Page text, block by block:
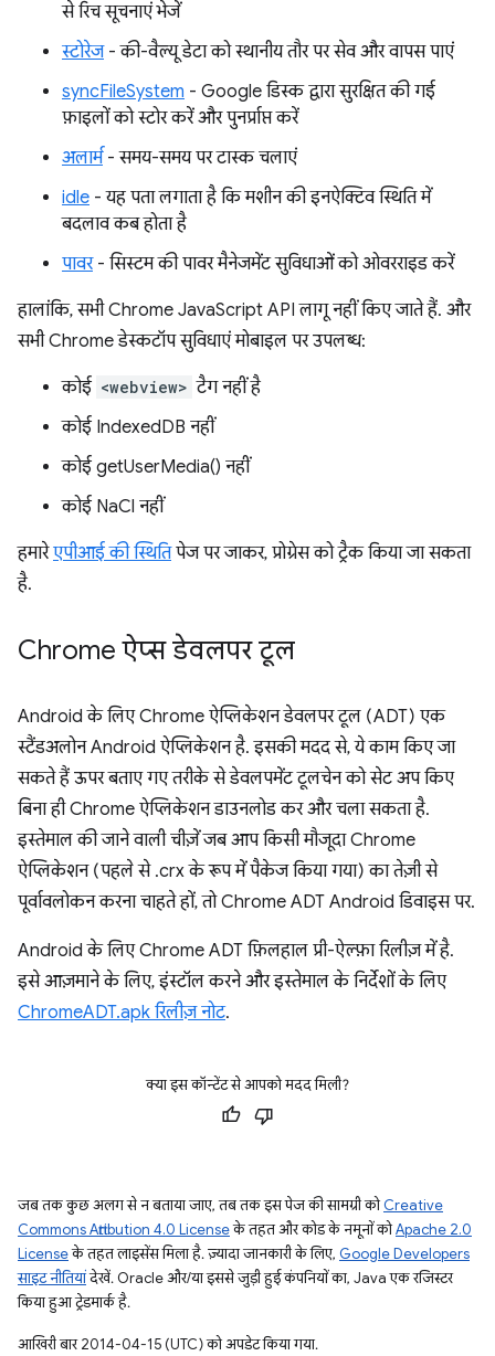
से रिच सूचनाएं भेजें
स्टोरेज- की-वैल्यू डेटा को स्थानीय तौर पर सेव और वापस पाएं
syncFileSystem - Google डिस्क द्वारा सुरक्षित की गई
फ़ाइलों को स्टोर करें और पुनर्प्राप्त करें
अलार्म- समय-समय पर टास्क चलाएं
idle - यह पता लगाता है कि मशीन की इनऐक्टिव स्थिति में
बदलाव कब होता है
पावर- सिस्टम की पावर मैनेजमेंट सुविधाओं को ओवरराइड करें
हालांकि, सभी Chrome JavaScript API लागू नहीं किए जाते हैं. और
सभी Chrome डेस्कटॉप सुविधाएं मोबाइल पर उपलब्ध:
कोई <webview> टैग नहीं है
कोई IndexedDB नहीं
कोई getUserMedia() नहीं
कोई NaCl नहीं
हमारेएपीआई की स्थितिपेज पर जाकर, प्रोग्रेस को ट्रैक किया जा सकता
है.
Chrome ऐप्स डेवलपर टूल
Android के लिए Chrome ऐप्लिकेशन डेवलपर टूल (ADT) एक
स्टैंडअलोन Android ऐप्लिकेशन है. इसकी मदद से, ये काम किए जा
सकते हैं ऊपर बताए गए तरीके से डेवलपमेंट टूलचेन को सेट अप किए
बिना ही Chrome ऐप्लिकेशन डाउनलोड कर और चला सकता है.
इस्तेमाल की जाने वाली चीज़ें जब आप किसी मौजूदा Chrome
ऐप्लिकेशन (पहले से .crx के रूप में पैकेज किया गया) का तेज़ी से
पूर्वावलोकन करना चाहते हों, तो Chrome ADT Android डिवाइस पर.
Android के लिए Chrome ADT फ़िलहाल प्री-ऐल्फ़ा रिलीज़ में है.
इसे आज़माने के लिए, इंस्टॉल करने और इस्तेमाल के निर्देशों के लिए
ChromeADT.apk रिलीज़ नोट.
क्या इस कॉन्टेंट से आपको मदद मिली?
जब तक कुछ अलग से न बताया जाए, तब तक इस पेज की सामग्री कोCreative
Commons Attribution 4.0 Licenseके तहत और कोड के नमूनों कोApache 2.0
Licenseके तहत लाइसेंस मिला है. ज़्यादा जानकारी के लिए, Google Developers
साइट नीतियांदेखें. Oracle और/या इससे जुड़ी हुई कंपनियों का, Java एक रजिस्टर
किया हुआ ट्रेडमार्क है.
आखिरी बार 2014-04-15 (UTC) को अपडेट किया गया.